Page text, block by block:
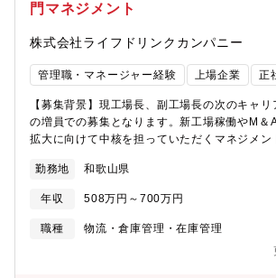
移動先：有、研究所・関連他事業所（静岡・長
③リモートワーク：可 (週1日程度利用可能な時
み）
海外生産拠点により、課内グループ分けしてい
ていない。【職務内容】業務用空調機（室内機
て、仕様検討、機能設計、開発評価を担当。≪
変化や市場要求の多様化に応じた競争力の高い
ていただきます。・送風機、熱交換機、機器
計・開発全体（開発工程の計画・管理、開発
め・社内会議や必要書類の作成・海外工場への
法規制対応、市場調査も一部お任せします。※
可能性もございます。【業務の魅力】空調機器
戦略事業として注力しております。また、世界
調機器から発展させるだけでなく、地球規模
門マネジメント
株式会社ライフドリンクカンパニー
管理職・マネージャー経験 上場企業 正
【募集背景】現工場長、副工場長の次のキャ
の増員での募集となります。新工場稼働やM＆
拡大に向けて中核を担っていただくマネジメン
会社の最前線で事業成長に貢献する■40～80名
とのチームワークを高めて、工場をしんか（進
市場から必要とされ続けている製品を、常に高
体制をつくる■工場の司令塔として、生産目標
流部門の責任者として、物流倉庫全体の改善を
勤務地 和歌山県
年収 508万円～700万円
職種
物流・倉庫管理・在庫管理